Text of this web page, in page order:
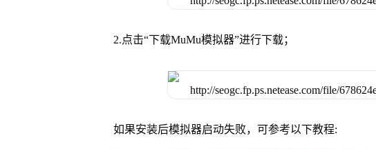
2.点击“下载MuMu模拟器”进行下载；
如果安装后模拟器启动失败，可参考以下教程: